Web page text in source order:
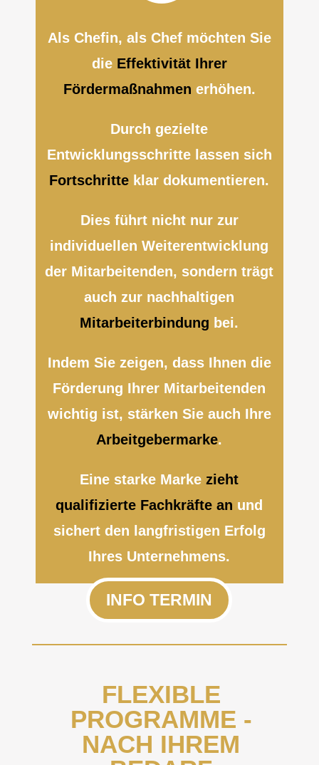
Als Chefin, als Chef möchten Sie
die Effektivität Ihrer
Fördermaßnahmen erhöhen.
Durch gezielte
Entwicklungsschritte lassen sich
Fortschritte klar dokumentieren.
Dies führt nicht nur zur
individuellen Weiterentwicklung
der Mitarbeitenden, sondern trägt
auch zur nachhaltigen
Mitarbeiterbindung bei.
Indem Sie zeigen, dass Ihnen die
Förderung Ihrer Mitarbeitenden
wichtig ist, stärken Sie auch Ihre
Arbeitgebermarke.
Eine starke Markezieht
qualifizierte Fachkräfte an und
sichert den langfristigen Erfolg
Ihres Unternehmens.
INFO TERMIN
FLEXIBLE
PROGRAMME -
NACH IHREM